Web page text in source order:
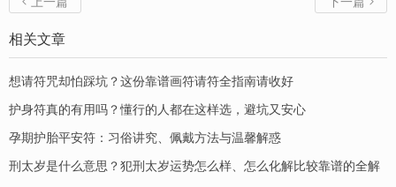
相关文章
想请符咒却怕踩坑？这份靠谱画符请符全指南请收好
护身符真的有用吗？懂行的人都在这样选，避坑又安心
孕期护胎平安符：习俗讲究、佩戴方法与温馨解惑
刑太岁是什么意思？犯刑太岁运势怎么样、怎么化解比较靠谱的全解